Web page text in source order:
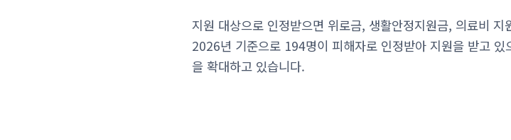
지원 대상으로 인정받으면 위로금, 생활안정지원금, 의료비
2026년 기준으로 194명이 피해자로 인정받아 지원을 받고
을 확대하고 있습니다.